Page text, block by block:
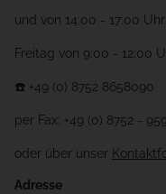
und von 14:00 - 17:00 Uhr
Freitag von 9:00 - 12:00
☎️ +49 (0) 8752 8658090
per Fax: +49 (0) 8752 -
oder über unser
Adresse